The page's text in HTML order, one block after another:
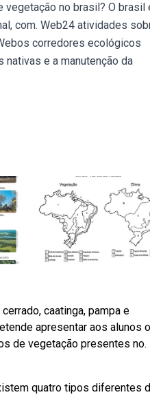
no brasil? O brasil
com. Web24 atividades
corredores ecológicos
e a manutenção da
caatinga, pampa e
apresentar aos alunos o
de vegetação presentes no.
quatro tipos diferentes